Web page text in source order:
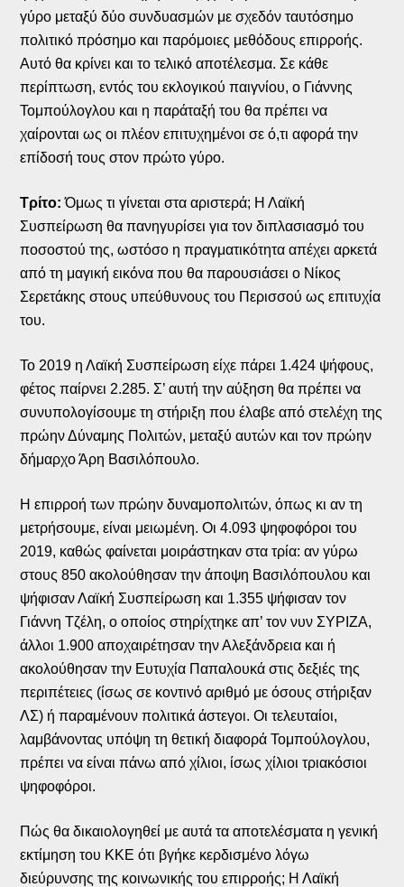
γύρο μεταξύ δύο συνδυασμών με σχεδόν ταυτόσημο
πολιτικό πρόσημο και παρόμοιες μεθόδους επιρροής.
Αυτό θα κρίνει και το τελικό αποτέλεσμα. Σε κάθε
περίπτωση, εντός του εκλογικού παιγνίου, ο Γιάννης
Τομπούλογλου και η παράταξή του θα πρέπει να
χαίρονται ως οι πλέον επιτυχημένοι σε ό,τι αφορά την
επίδοσή τους στον πρώτο γύρο.
Τρίτο: Όμως τι γίνεται στα αριστερά; Η Λαϊκή
Συσπείρωση θα πανηγυρίσει για τον διπλασιασμό του
ποσοστού της, ωστόσο η πραγματικότητα απέχει αρκετά
από τη μαγική εικόνα που θα παρουσιάσει ο Νίκος
Σερετάκης στους υπεύθυνους του Περισσού ως επιτυχία
του.
Το 2019 η Λαϊκή Συσπείρωση είχε πάρει 1.424 ψήφους,
φέτος παίρνει 2.285. Σ’ αυτή την αύξηση θα πρέπει να
συνυπολογίσουμε τη στήριξη που έλαβε από στελέχη της
πρώην Δύναμης Πολιτών, μεταξύ αυτών και τον πρώην
δήμαρχο Άρη Βασιλόπουλο.
Η επιρροή των πρώην δυναμοπολιτών, όπως κι αν τη
μετρήσουμε, είναι μειωμένη. Οι 4.093 ψηφοφόροι του
2019, καθώς φαίνεται μοιράστηκαν στα τρία: αν γύρω
στους 850 ακολούθησαν την άποψη Βασιλόπουλου και
ψήφισαν Λαϊκή Συσπείρωση και 1.355 ψήφισαν τον
Γιάννη Τζέλη, ο οποίος στηρίχτηκε απ’ τον νυν ΣΥΡΙΖΑ,
άλλοι 1.900 αποχαιρέτησαν την Αλεξάνδρεια και ή
ακολούθησαν την Ευτυχία Παπαλουκά στις δεξιές της
περιπέτειες (ίσως σε κοντινό αριθμό με όσους στήριξαν
ΛΣ) ή παραμένουν πολιτικά άστεγοι. Οι τελευταίοι,
λαμβάνοντας υπόψη τη θετική διαφορά Τομπούλογλου,
πρέπει να είναι πάνω από χίλιοι, ίσως χίλιοι τριακόσιοι
ψηφοφόροι.
Πώς θα δικαιολογηθεί με αυτά τα αποτελέσματα η γενική
εκτίμηση του ΚΚΕ ότι βγήκε κερδισμένο λόγω
διεύρυνσης της κοινωνικής του επιρροής; Η Λαϊκή